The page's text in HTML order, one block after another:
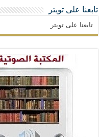
تابعنا على تويتر
تابعنا على تويتر